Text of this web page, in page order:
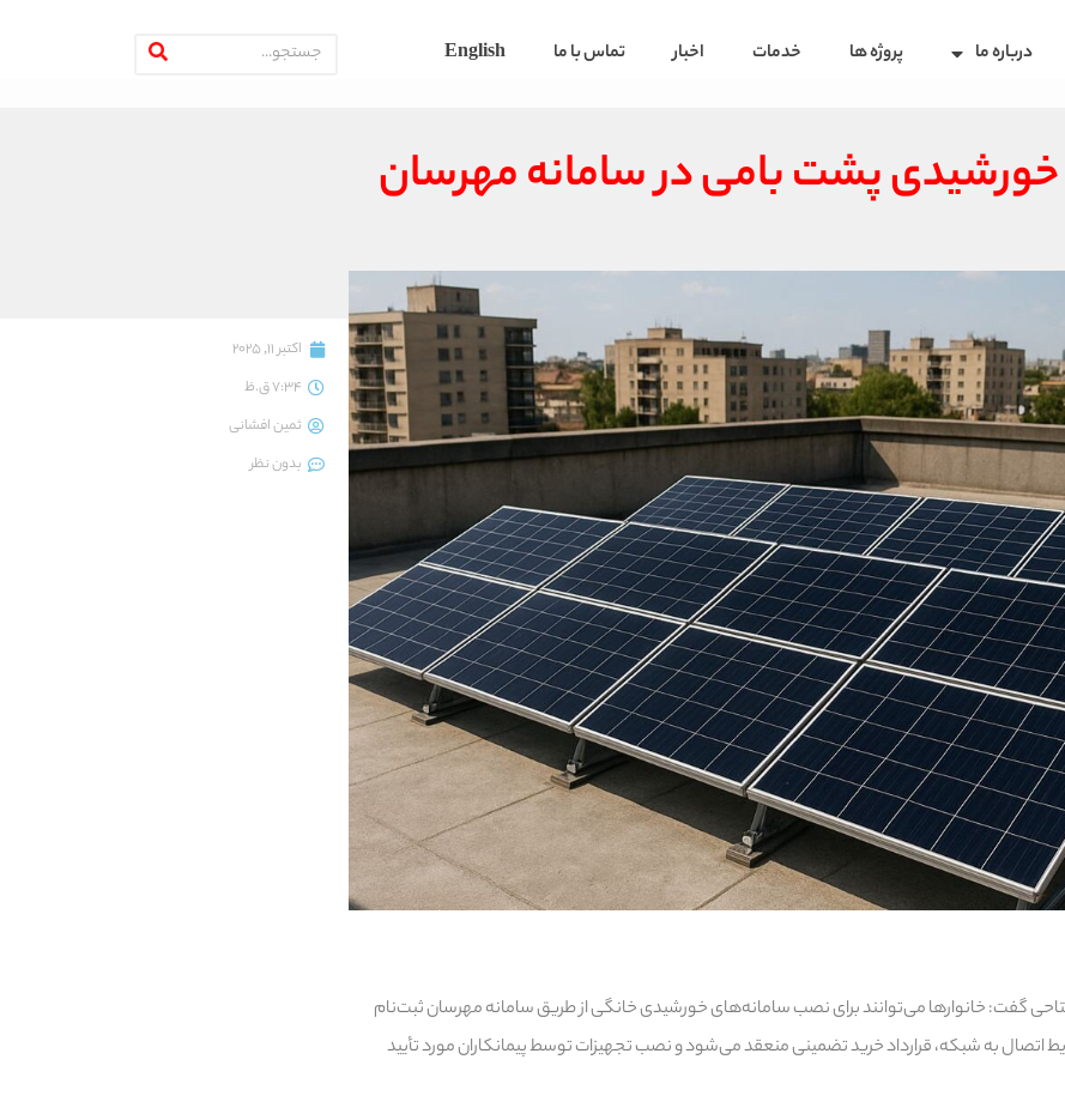
درباره ما پروژه ها خدمات اخبار تماس با ما English
خورشیدی پشت بامی در سامانه مهرسان
فتاحی گفت: خانوارها می‌توانند برای نصب سامانه‌های خورشیدی خانگی از طریق سامانه مهرسان ثبت‌نام
اتصال به شبکه، قرارداد خرید تضمینی منعقد می‌شود و نصب تجهیزات توسط پیمانکاران مورد تأیید
اکتبر 11, 2025
7:34 ق.ظ
ثمین افشانی
بدون نظر